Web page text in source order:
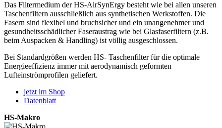
Das Filtermedium der HS-AirSynErgy besteht wie bei allen unseren
Taschenfiltern ausschließlich aus synthetischen Werkstoffen. Die
Fasern sind flexibel und bruchsicher und ein unangenehmer und
gesundheitsschädlicher Faseraustrag wie bei Glasfaserfiltern (z.B.
beim Auspacken & Handling) ist völlig ausgeschlossen.
Bei Standardgrößen werden HS- Taschenfilter für die optimale
Energieeffizienz immer mit aerodynamisch geformten
Lufteinströmprofilen geliefert.
jetzt im Shop
Datenblatt
HS-Makro